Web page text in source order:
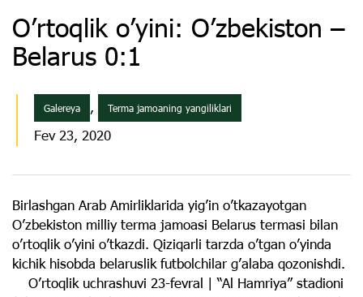
Oʼrtoqlik oʼyini: Oʼzbekiston –
Belarus 0:1
Galereya , Terma jamoaning yangiliklari
Fev 23, 2020
Birlashgan Arab Amirliklarida yigʼin oʼtkazayotgan
Oʼzbekiston milliy terma jamoasi Belarus termasi bilan
oʼrtoqlik oʼyini oʼtkazdi. Qiziqarli tarzda oʼtgan oʼyinda
kichik hisobda belaruslik futbolchilar gʼalaba qozonishdi.
Oʼrtoqlik uchrashuvi 23-fevral | “Al Hamriya” stadioni